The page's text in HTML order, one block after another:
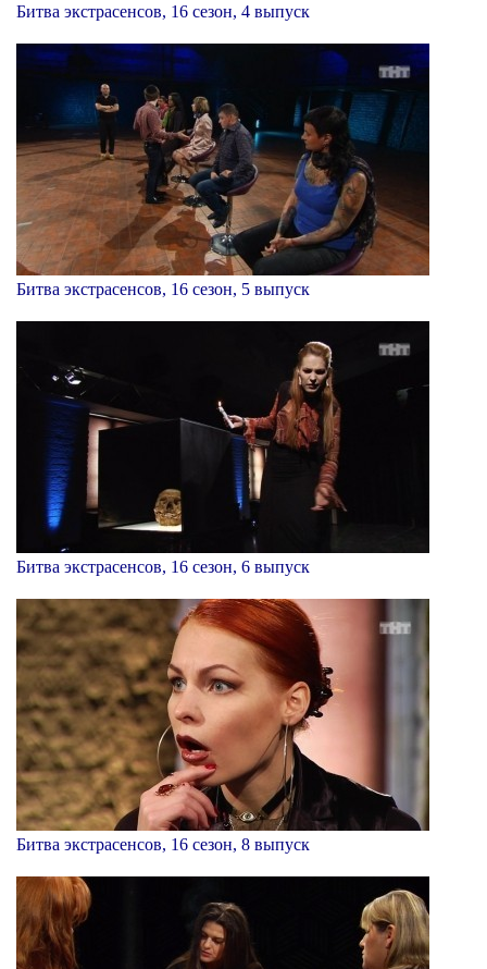
Битва экстрасенсов, 16 сезон, 4 выпуск
Битва экстрасенсов, 16 сезон, 5 выпуск
Битва экстрасенсов, 16 сезон, 6 выпуск
Битва экстрасенсов, 16 сезон, 8 выпуск